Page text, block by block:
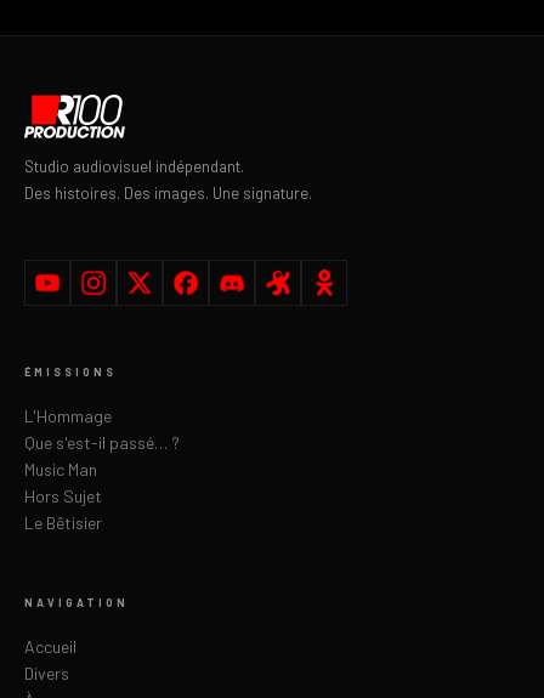
Studio audiovisuel indépendant.
Des histoires. Des images. Une signature.
ÉMISSIONS
L'Hommage
Que s'est-il passé… ?
Music Man
Hors Sujet
Le Bêtisier
NAVIGATION
Accueil
Divers